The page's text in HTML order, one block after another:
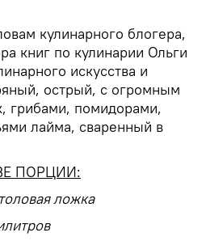
кулинарного блогера,
книг по кулинарии Ольги
искусства и
острый, с огромным
грибами, помидорами,
лайма, сваренный в
ПОРЦИИ:
ложка